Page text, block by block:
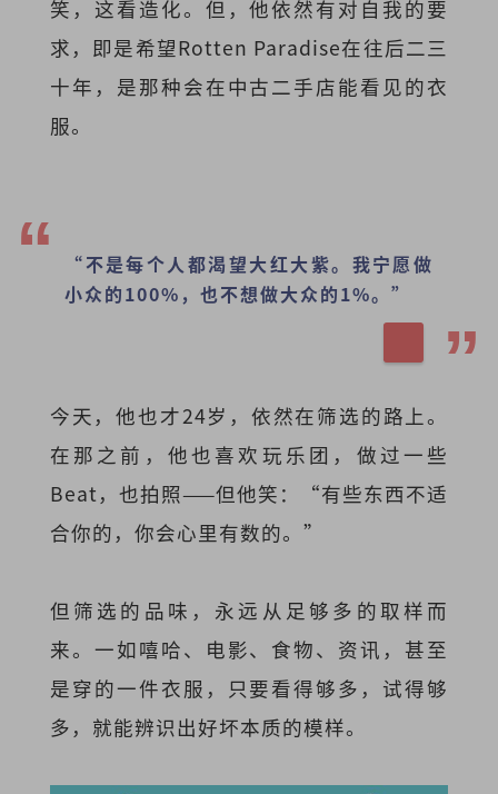
笑，这看造化。但，他依然有对自我的要
求，即是希望Rotten Paradise在往后二三
十年，是那种会在中古二手店能看见的衣
服。
“不是每个人都渴望大红大紫。我宁愿做
小众的100%，也不想做大众的1%。”
今天，他也才24岁，依然在筛选的路上。
在那之前，他也喜欢玩乐团，做过一些
Beat，也拍照——但他笑：“有些东西不适
合你的，你会心里有数的。”
但筛选的品味，永远从足够多的取样而
来。一如嘻哈、电影、食物、资讯，甚至
是穿的一件衣服，只要看得够多，试得够
多，就能辨识出好坏本质的模样。